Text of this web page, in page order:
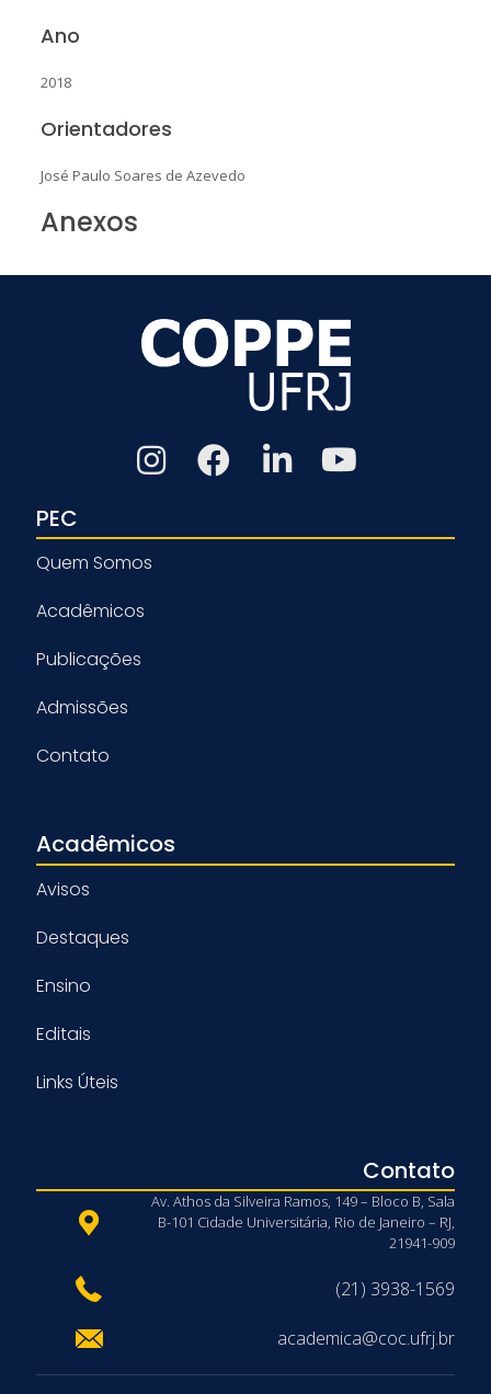
Ano
2018
Orientadores
José Paulo Soares de Azevedo
Anexos
PEC
Quem Somos
Acadêmicos
Publicações
Admissões
Contato
Acadêmicos
Avisos
Destaques
Ensino
Editais
Links Úteis
Contato
Av. Athos da Silveira Ramos, 149 – Bloco B, Sala
B-101 Cidade Universitária, Rio de Janeiro – RJ,
21941-909
(21) 3938-1569
academica@coc.ufrj.br